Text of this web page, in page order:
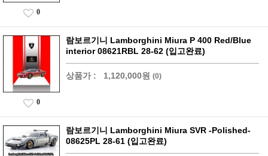
0
람보르기니 Lamborghini Miura P 400 Red/Blue
interior 08621RBL 28-62 (입고완료)
상품가 : 1,120,000원 (0)
0
람보르기니 Lamborghini Miura SVR -Polished-
08625PL 28-61 (입고완료)